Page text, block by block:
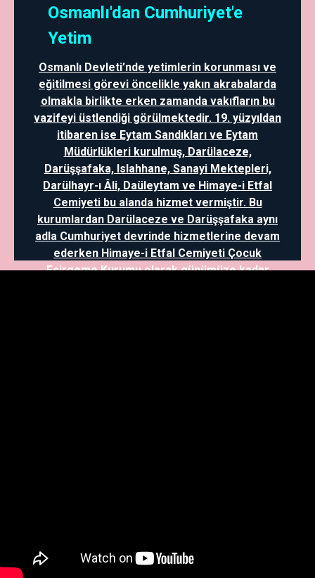
Osmanlı'dan Cumhuriyet'e
Yetim
Osmanlı Devleti’nde yetimlerin korunması ve
eğitilmesi görevi öncelikle yakın akrabalarda
olmakla birlikte erken zamanda vakıfların bu
vazifeyi üstlendiği görülmektedir. 19. yüzyıldan
itibaren ise Eytam Sandıkları ve Eytam
Müdürlükleri kurulmuş, Darülaceze,
Darüşşafaka, Islahhane, Sanayi Mektepleri,
Darülhayr-ı Âli, Daüleytam ve Himaye-i Etfal
Cemiyeti bu alanda hizmet vermiştir. Bu
kurumlardan Darülaceze ve Darüşşafaka aynı
adla Cumhuriyet devrinde hizmetlerine devam
ederken Himaye-i Etfal Cemiyeti Çocuk
Esirgeme Kurumu olarak günümüze kadar